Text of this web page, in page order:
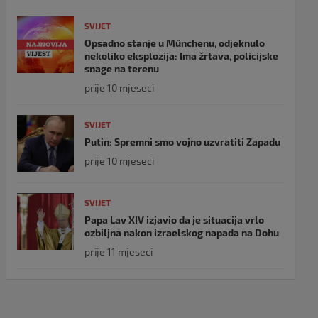
SVIJET
Opsadno stanje u Münchenu, odjeknulo
nekoliko eksplozija: Ima žrtava, policijske
snage na terenu
prije 10 mjeseci
SVIJET
Putin: Spremni smo vojno uzvratiti Zapadu
prije 10 mjeseci
SVIJET
Papa Lav XIV izjavio da je situacija vrlo
ozbiljna nakon izraelskog napada na Dohu
prije 11 mjeseci